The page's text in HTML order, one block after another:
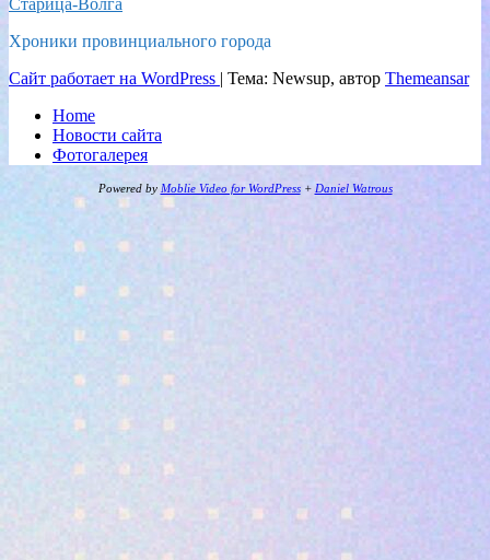
Старица-Волга
Хроники провинциального города
Сайт работает на WordPress | Тема: Newsup, автор Themeansar
Home
Новости сайта
Фотогалерея
Powered by Moblie Video for WordPress+ Daniel Watrous